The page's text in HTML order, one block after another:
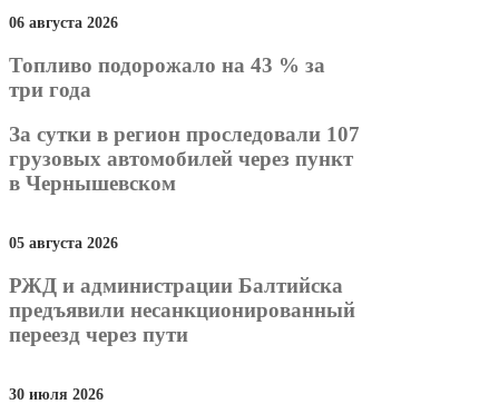
06 августа 2026
Топливо подорожало на 43 % за
три года
За сутки в регион проследовали 107
грузовых автомобилей через пункт
в Чернышевском
05 августа 2026
РЖД и администрации Балтийска
предъявили несанкционированный
переезд через пути
30 июля 2026